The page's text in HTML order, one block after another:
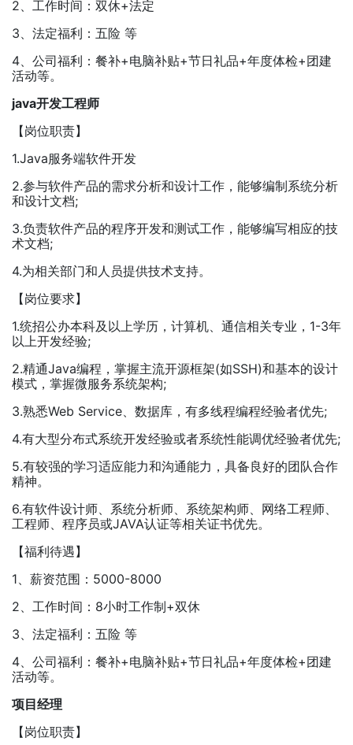
2、工作时间：双休+法定
3、法定福利：五险 等
4、公司福利：餐补+电脑补贴+节日礼品+年度体检+团建
活动等。
java开发工程师
【岗位职责】
1.Java服务端软件开发
2.参与软件产品的需求分析和设计工作，能够编制系统分析
和设计文档;
3.负责软件产品的程序开发和测试工作，能够编写相应的技
术文档;
4.为相关部门和人员提供技术支持。
【岗位要求】
1.统招公办本科及以上学历，计算机、通信相关专业，1-3年
以上开发经验;
2.精通Java编程，掌握主流开源框架(如SSH)和基本的设计
模式，掌握微服务系统架构;
3.熟悉Web Service、数据库，有多线程编程经验者优先;
4.有大型分布式系统开发经验或者系统性能调优经验者优先;
5.有较强的学习适应能力和沟通能力，具备良好的团队合作
精神。
6.有软件设计师、系统分析师、系统架构师、网络工程师、
工程师、程序员或JAVA认证等相关证书优先。
【福利待遇】
1、薪资范围：5000-8000
2、工作时间：8小时工作制+双休
3、法定福利：五险 等
4、公司福利：餐补+电脑补贴+节日礼品+年度体检+团建
活动等。
项目经理
【岗位职责】